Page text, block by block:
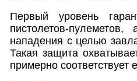
Первый уровень
пистолетов-
нападения с целью
Такая защита
примерно